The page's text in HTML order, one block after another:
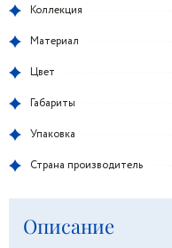
Коллекция
Материал
Цвет
Габариты
Упаковка
Страна производитель
Описание